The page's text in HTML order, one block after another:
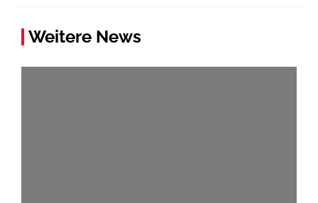
Weitere News